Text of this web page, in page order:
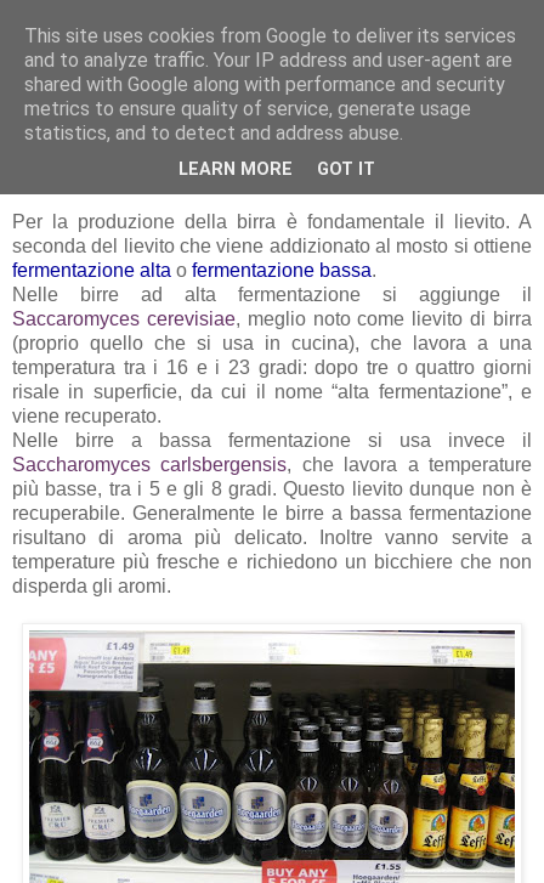
Artravelling
mercoledì 30 luglio 2008
Birra: Tipologie
Per la produzione della birra è fondamentale il lievito. A
seconda del lievito che viene addizionato al mosto si ottiene
fermentazione alta o fermentazione bassa.
Nelle birre ad alta fermentazione si aggiunge il
Saccaromyces cerevisiae, meglio noto come lievito di birra
(proprio quello che si usa in cucina), che lavora a una
temperatura tra i 16 e i 23 gradi: dopo tre o quattro giorni
risale in superficie, da cui il nome “alta fermentazione”, e
viene recuperato.
Nelle birre a bassa fermentazione si usa invece il
Saccharomyces carlsbergensis, che lavora a temperature
più basse, tra i 5 e gli 8 gradi. Questo lievito dunque non è
recuperabile. Generalmente le birre a bassa fermentazione
risultano di aroma più delicato. Inoltre vanno servite a
temperature più fresche e richiedono un bicchiere che non
disperda gli aromi.
This site uses cookies from Google to deliver its services
and to analyze traffic. Your IP address and user-agent are
shared with Google along with performance and security
metrics to ensure quality of service, generate usage
statistics, and to detect and address abuse.
LEARN MORE GOT IT